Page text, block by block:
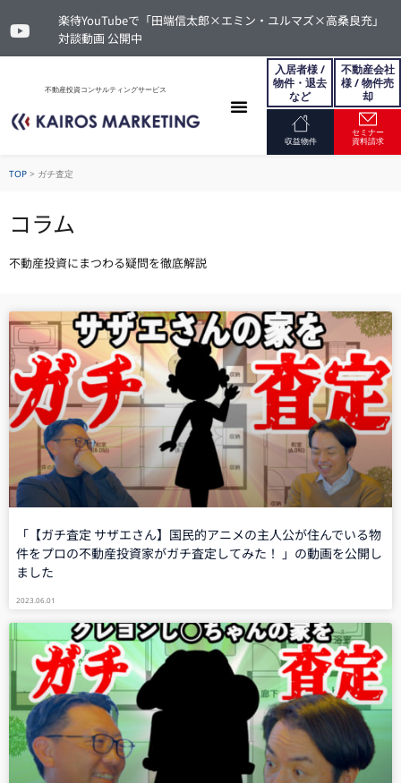
楽待YouTubeで「田端信太郎×エミン・ユルマズ×高桑良充」
対談動画 公開中
不動産投資コンサルティングサービス
入居者様 /
物件・退去
など
不動産会社
様 / 物件売
却
収益物件
セミナー
資料請求
TOP > ガチ査定
コラム
不動産投資にまつわる疑問を徹底解説
「【ガチ査定 サザエさん】国民的アニメの主人公が住んでいる物
件をプロの不動産投資家がガチ査定してみた！ 」の動画を公開し
ました
2023.06.01